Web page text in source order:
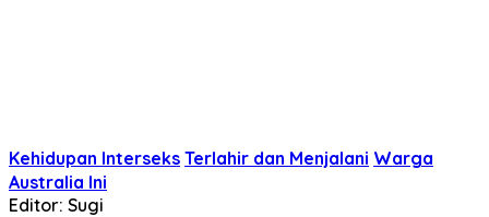
Kehidupan Interseks Terlahir dan Menjalani Warga
Australia Ini
Editor: Sugi